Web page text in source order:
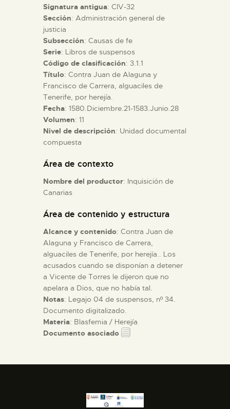
PREPARAR LA VISITA
ACTIVIDADES
█
EL MUSEO
COLECCIONES
Signatura antigua: CIV-32
Sección: Administración general de
justicia
Subsección: Causas de fe
Serie: Libros de suspensos
Código de clasificación: 3.1.1
Título: Contra Juan de Alaguna y
Francisco de Carrera, alguaciles de
Tenerife, por herejía.
Fecha: 1580.Diciembre.21-1583.Junio.28
Volumen: 11
Nivel de descripción: Unidad documental
compuesta
Área de contexto
Nombre del productor: Inquisición de
Canarias
Área de contenido y estructura
Alcance y contenido: Contra Juan de
Alaguna y Francisco de Carrera,
alguaciles de Tenerife, por herejía.. Los
acusados cuando se disponían a detener
a Vicente de Torres le dijeron que no
apelara a Dios, que no había tal.
Notas: Legajo 04 de suspensos, nº 34.
Documento digitalizado.
Materia: Blasfemia / Herejía
Documento asociado